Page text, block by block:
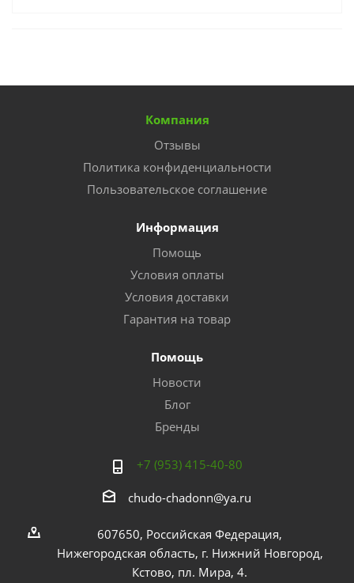
Компания
Отзывы
Политика конфиденциальности
Пользовательское соглашение
Информация
Помощь
Условия оплаты
Условия доставки
Гарантия на товар
Помощь
Новости
Блог
Бренды
+7 (953) 415-40-80
chudo-chadonn@ya.ru
607650, Российская Федерация,
Нижегородская область, г. Нижний Новгород,
Кстово, пл. Мира, 4.